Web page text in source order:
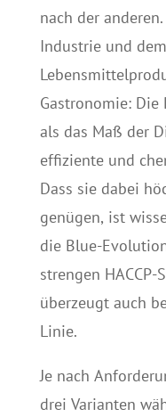
nach der
Industrie und
Gastronomie:
als das Maß der
effiziente und
Dass sie dabei
genügen, ist
die Blue-
strengen
überzeugt auch
Linie.
Je nach
drei Varianten